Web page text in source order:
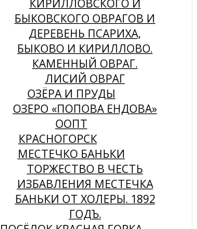
КИРИЛЛОВСКОГО И
БЫКОВСКОГО ОВРАГОВ И
ДЕРЕВЕНЬ ПСАРИХА,
БЫКОВО И КИРИЛЛОВО.
КАМЕННЫЙ ОВРАГ.
ЛИСИЙ ОВРАГ
ОЗЁРА И ПРУДЫ
ОЗЕРО «ПОПОВА ЕНДОВА»
ООПТ
КРАСНОГОРСК
МЕСТЕЧКО БАНЬКИ
ТОРЖЕСТВО В ЧЕСТЬ
ИЗБАВЛЕНИЯ МЕСТЕЧКА
БАНЬКИ ОТ ХОЛЕРЫ. 1892
ГОДЪ.